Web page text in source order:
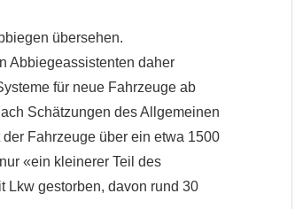
übersehen.
Abbiegeassistenten daher
für neue Fahrzeuge ab
Schätzungen des Allgemeinen
Fahrzeuge über ein etwa 1500
«ein kleinerer Teil des
Lkw gestorben, davon rund 30